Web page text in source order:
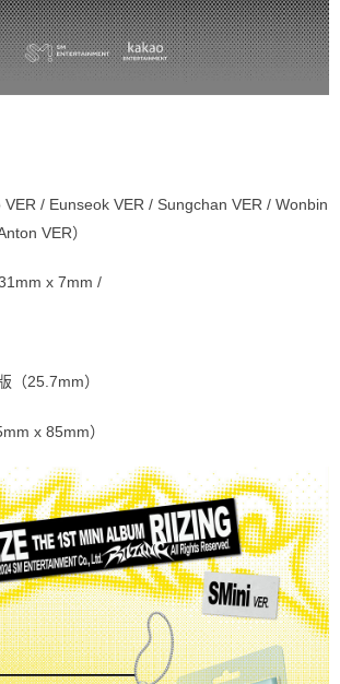
/ Eunseok VER / Sungchan VER / Wonbin
VER）
x 7mm /
（25.7mm）
x 85mm）